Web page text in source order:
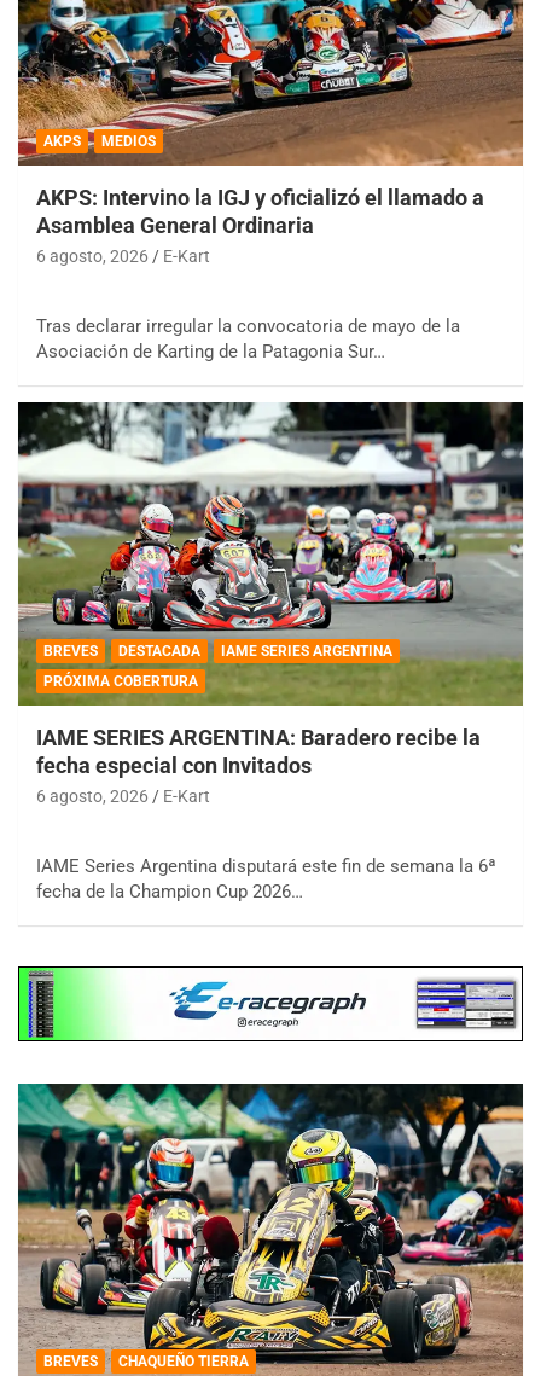
AKPS MEDIOS
AKPS: Intervino la IGJ y oficializó el llamado a
Asamblea General Ordinaria
6 agosto, 2026 E-Kart
Tras declarar irregular la convocatoria de mayo de la
Asociación de Karting de la Patagonia Sur…
BREVES DESTACADA
IAME SERIES ARGENTINA
PRÓXIMA COBERTURA
IAME SERIES ARGENTINA: Baradero recibe la
fecha especial con Invitados
6 agosto, 2026 E-Kart
IAME Series Argentina disputará este fin de semana la 6ª
fecha de la Champion Cup 2026…
BREVES CHAQUEÑO TIERRA